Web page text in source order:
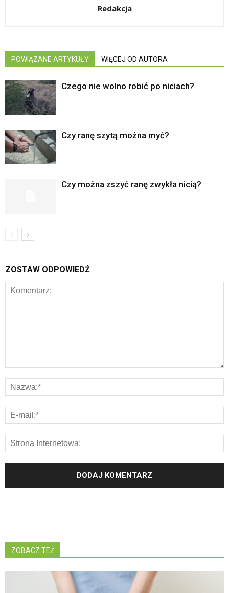
Redakcja
POWIĄZANE ARTYKUŁY WIĘCEJ OD AUTORA
Czego nie wolno robić po niciach?
Czy ranę szytą można myć?
Czy można zszyć ranę zwykła nicią?
ZOSTAW ODPOWIEDŹ
ZOBACZ TEŻ